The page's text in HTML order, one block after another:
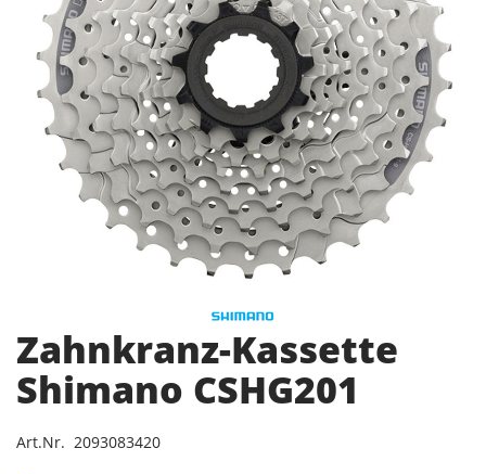
Zahnkranz-Kassette
Shimano CSHG201
Art.Nr. 2093083420